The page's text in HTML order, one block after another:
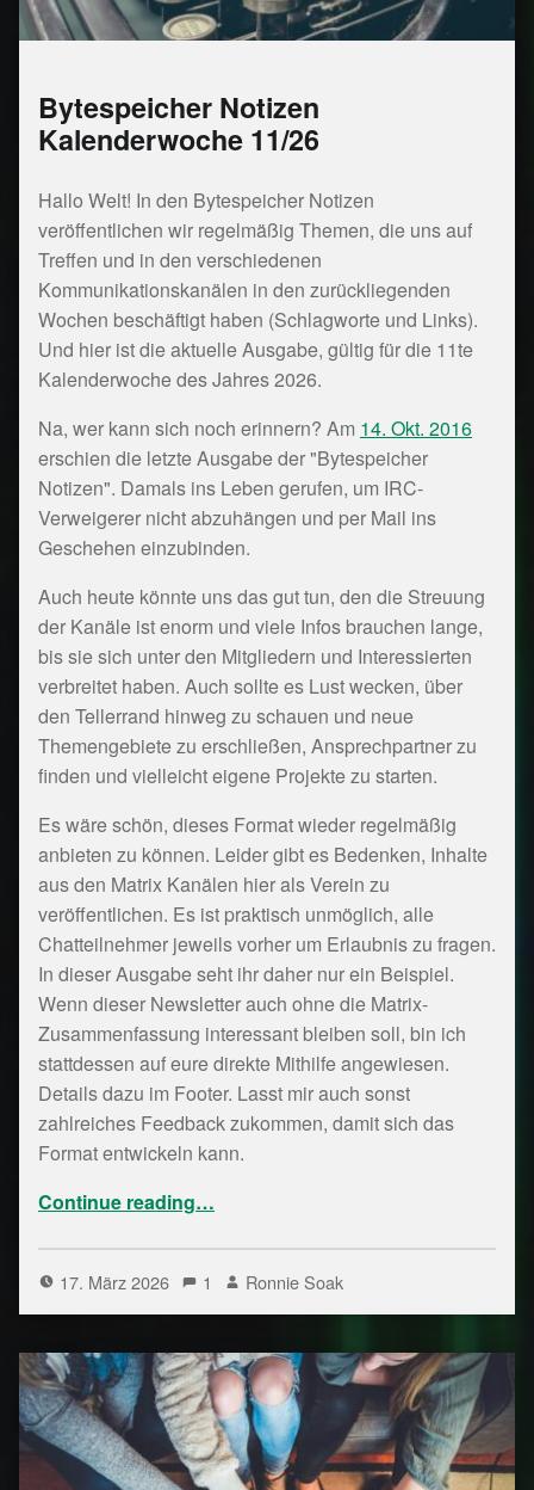
Bytespeicher Notizen
Kalenderwoche 11/26
Hallo Welt! In den Bytespeicher Notizen
veröffentlichen wir regelmäßig Themen, die uns auf
Treffen und in den verschiedenen
Kommunikationskanälen in den zurückliegenden
Wochen beschäftigt haben (Schlagworte und Links).
Und hier ist die aktuelle Ausgabe, gültig für die 11te
Kalenderwoche des Jahres 2026.
Na, wer kann sich noch erinnern? Am 14. Okt. 2016
erschien die letzte Ausgabe der "Bytespeicher
Notizen". Damals ins Leben gerufen, um IRC-
Verweigerer nicht abzuhängen und per Mail ins
Geschehen einzubinden.
Auch heute könnte uns das gut tun, den die Streuung
der Kanäle ist enorm und viele Infos brauchen lange,
bis sie sich unter den Mitgliedern und Interessierten
verbreitet haben. Auch sollte es Lust wecken, über
den Tellerrand hinweg zu schauen und neue
Themengebiete zu erschließen, Ansprechpartner zu
finden und vielleicht eigene Projekte zu starten.
Es wäre schön, dieses Format wieder regelmäßig
anbieten zu können. Leider gibt es Bedenken, Inhalte
aus den Matrix Kanälen hier als Verein zu
veröffentlichen. Es ist praktisch unmöglich, alle
Chatteilnehmer jeweils vorher um Erlaubnis zu fragen.
In dieser Ausgabe seht ihr daher nur ein Beispiel.
Wenn dieser Newsletter auch ohne die Matrix-
Zusammenfassung interessant bleiben soll, bin ich
stattdessen auf eure direkte Mithilfe angewiesen.
Details dazu im Footer. Lasst mir auch sonst
zahlreiches Feedback zukommen, damit sich das
Format entwickeln kann.
Continue reading…
17. März 2026 1 Ronnie Soak